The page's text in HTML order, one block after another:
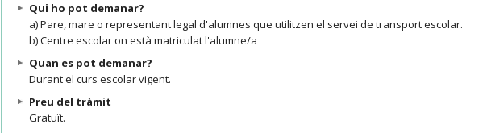
Qui ho pot demanar?
a) Pare, mare o representant legal d'alumnes que utilitzen el servei de transport escolar.
b) Centre escolar on està matriculat l'alumne/a
Quan es pot demanar?
Durant el curs escolar vigent.
Preu del tràmit
Gratuït.